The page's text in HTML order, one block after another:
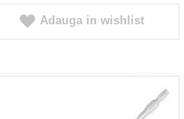
Adauga in wishlist